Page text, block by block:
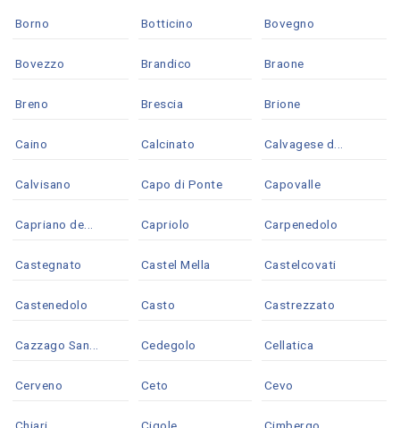
Borno Botticino Bovegno
Bovezzo Brandico Braone
Breno Brescia Brione
Caino Calcinato Calvagese d...
Calvisano Capo di Ponte Capovalle
Capriano de... Capriolo Carpenedolo
Castegnato Castel Mella Castelcovati
Castenedolo Casto Castrezzato
Cazzago San... Cedegolo Cellatica
Cerveno Ceto Cevo